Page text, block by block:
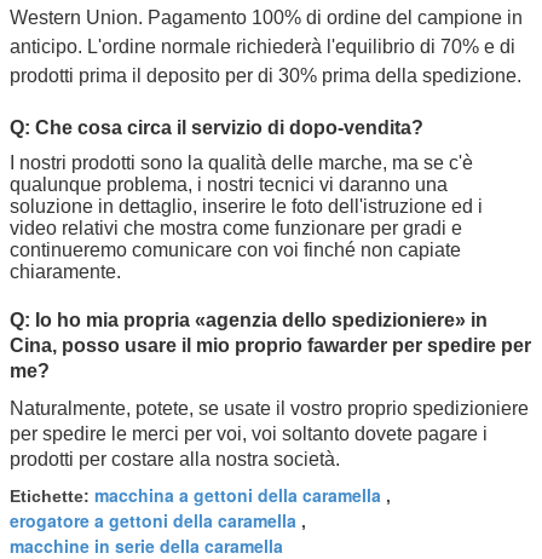
Western Union. Pagamento 100% di ordine del campione in
anticipo. L'ordine normale richiederà l'equilibrio di 70% e di
prodotti prima il deposito per di 30% prima della spedizione.
Q: Che cosa circa il servizio di dopo-vendita?
I nostri prodotti sono la qualità delle marche, ma se c'è
qualunque problema, i nostri tecnici vi daranno una
soluzione in dettaglio, inserire le foto dell'istruzione ed i
video relativi che mostra come funzionare per gradi e
continueremo comunicare con voi finché non capiate
chiaramente.
Q: Io ho mia propria «agenzia dello spedizioniere» in
Cina, posso usare il mio proprio fawarder per spedire per
me?
Naturalmente, potete, se usate il vostro proprio spedizioniere
per spedire le merci per voi, voi soltanto dovete pagare i
prodotti per costare alla nostra società.
Etichette: macchina a gettoni della caramella ,
erogatore a gettoni della caramella ,
macchine in serie della caramella